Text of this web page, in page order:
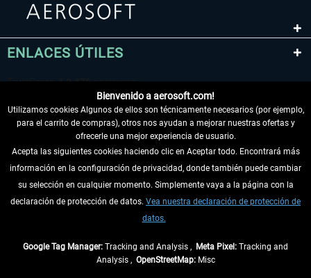
ENLACES ÚTILES
DESISTIR DEL CONTRATO
INFORMACIÓN
Bienvenido a aerosoft.com!
Utilizamos cookies Algunos de ellos son técnicamente necesarios (por ejemplo,
para el carrito de compras), otros nos ayudan a mejorar nuestras ofertas y
ofrecerle una mejor experiencia de usuario.
Acepta las siguientes cookies haciendo clic en Aceptar todo. Encontrará más
información en la configuración de privacidad, donde también puede cambiar
su selección en cualquier momento. Simplemente vaya a la página con la
declaración de protección de datos. Vea nuestra declaración de protección de
datos.
Google Tag Manager: Tracking and Analysis , Meta Pixel: Tracking and
Analysis , OpenStreetMap:Misc